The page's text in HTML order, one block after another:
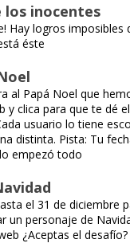
los inocentes
Hay logros imposibles
éste
al Papá Noel que
y clica para que te dé
usuario lo tiene
distinta. Pista: Tu
empezó todo
el 31 de diciembre
un personaje de
¿Aceptas el desafío?